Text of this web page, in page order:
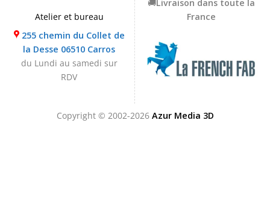
Atelier et bureau
255 chemin du Collet de
la Desse 06510 Carros
du Lundi au samedi sur
RDV
🚚Livraison dans toute la
France
Copyright © 2002-2026 Azur Media 3D